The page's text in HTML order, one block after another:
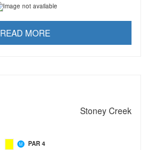
READ MORE
Stoney Creek
M PAR 4